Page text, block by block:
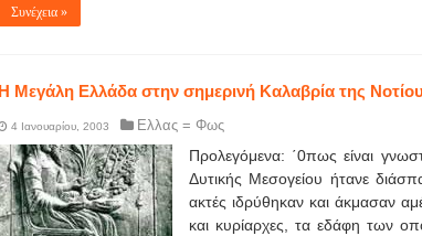
Συνέχεια »
Η Μεγάλη Ελλάδα στην σημερινή Καλαβρία της Νοτίου
4 Ιανουαρίου, 2003 Ελλας = Φως
Προλεγόμενα: ΄0πως είναι
Δυτικής Μεσογείου ήτανε
ακτές ιδρύθηκαν και άκμασαν
και κυρίαρχες, τα εδάφη των